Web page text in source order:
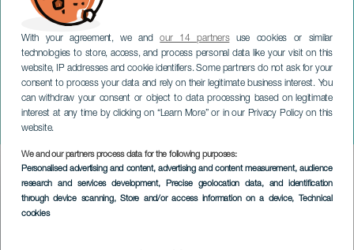
With your agreement, we andour 14 partnersuse cookies or similar
technologies to store, access, and process personal data like your visit on this
website, IP addresses and cookie identifiers. Some partners do not ask for your
consent to process your data and rely on their legitimate business interest. You
can withdraw your consent or object to data processing based on legitimate
interest at any time by clicking on “Learn More” or in our Privacy Policy on this
website.
We and our partners process data for the following purposes:
Personalised advertising and content, advertising and content measurement, audience
research and services development, Precise geolocation data, and identification
through device scanning, Store and/or access information on a device, Technical
cookies
Ciclo NOSOLOAUTOR:
Salomé Moreno
GRAN CANARIA
Imagen
Listado